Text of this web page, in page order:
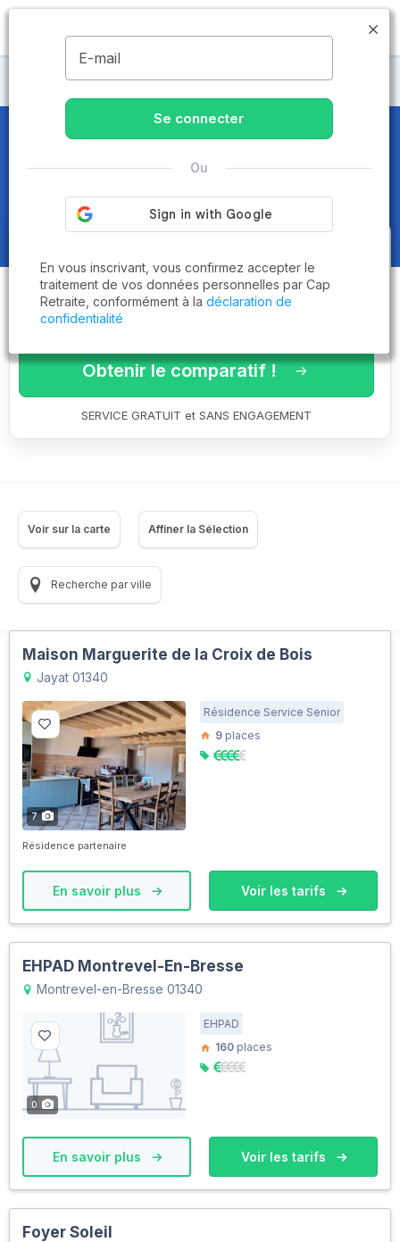
MENU
Maisons de retraite Ain
Maisons de retraite et EHPAD
Foissiat (01340)
Obtenez le
comparatif des
établissementsadaptés à vos
critères en 3 minutes !
Obtenir le comparatif !
SERVICE GRATUIT et SANS ENGAGEMENT
Voir sur la carte Affiner la Sélection
Recherche par ville
Maison Marguerite de la Croix de Bois
Jayat 01340
7
Résidence Service Senior
9 places
Résidence partenaire
En savoir plus Voir les tarifs
EHPAD Montrevel-En-Bresse
Montrevel-en-Bresse 01340
0
EHPAD
160 places
En savoir plus Voir les tarifs
Foyer Soleil
E-mail
Se connecter
Ou
En vous inscrivant, vous confirmez accepter le
traitement de vos données personnelles par Cap
Retraite, conformément à la déclaration de
confidentialité